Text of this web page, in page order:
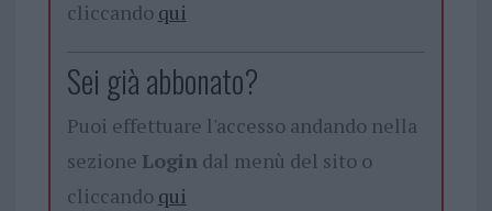
cliccando qui
Sei già abbonato?
Puoi effettuare l'accesso andando nella
sezione Logindal menù del sito o
cliccando qui